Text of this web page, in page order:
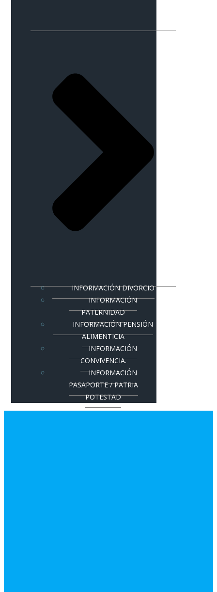
INFORMACIÓN DIVORCIO
INFORMACIÓN
PATERNIDAD
INFORMACIÓN PENSIÓN
ALIMENTICIA
INFORMACIÓN
CONVIVENCIA.
INFORMACIÓN
PASAPORTE / PATRIA
POTESTAD